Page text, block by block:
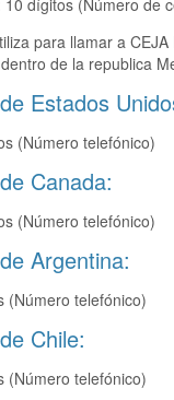
dígitos (Número de
para llamar a CEJA
de la republica
Estados
(Número telefónico)
Canada:
(Número telefónico)
Argentina:
(Número telefónico)
Chile:
(Número telefónico)